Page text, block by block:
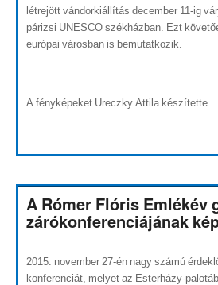
létrejött vándorkiállítás december 11-ig
párizsi UNESCO székházban. Ezt
európai városban is bemutatkozik.
A fényképeket Ureczky Attila készítette.
A Rómer Flóris Emlékév
zárókonferenciájának
2015. november 27-én nagy számú
konferenciát, melyet az Esterházy-